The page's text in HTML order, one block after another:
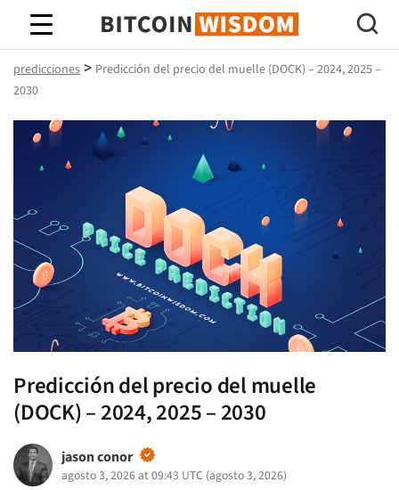
Sabiduría de Bitcoin
predicciones > Predicción del precio del muelle (DOCK) – 2024, 2025 –
2030
Predicción del precio del muelle
(DOCK) – 2024, 2025 – 2030
jason conor
agosto 3, 2026 at 09:43 UTC (agosto 3, 2026)